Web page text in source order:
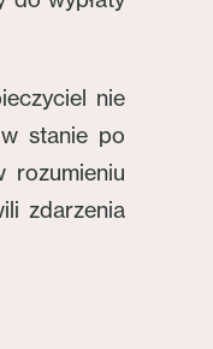
nie
stanie po
rozumieniu
zdarzenia